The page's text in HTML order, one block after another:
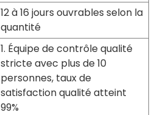
12 à 16 jours ouvrables selon la
quantité
1. Équipe de contrôle qualité
stricte avec plus de 10
personnes, taux de
satisfaction qualité atteint
99%